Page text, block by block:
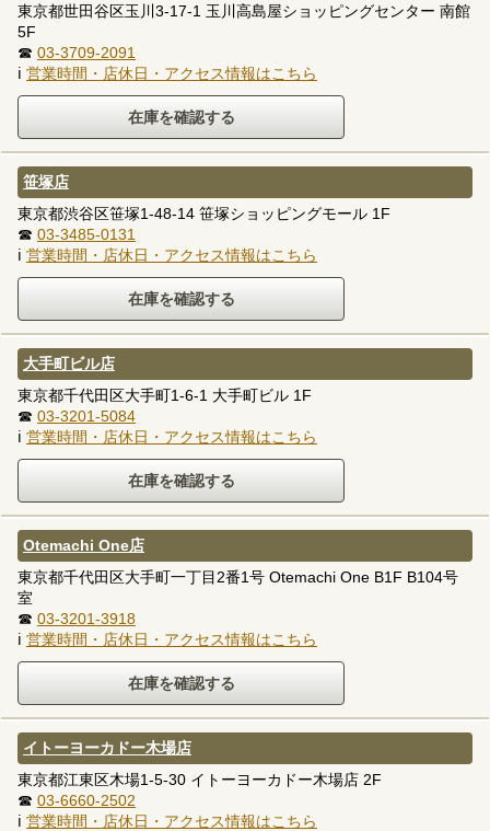
東京都世田谷区玉川3-17-1 玉川高島屋ショッピングセンター 南館
5F
☎ 03-3709-2091
ℹ 営業時間・店休日・アクセス情報はこちら
笹塚店
東京都渋谷区笹塚1-48-14 笹塚ショッピングモール 1F
☎ 03-3485-0131
ℹ 営業時間・店休日・アクセス情報はこちら
大手町ビル店
東京都千代田区大手町1-6-1 大手町ビル 1F
☎ 03-3201-5084
ℹ 営業時間・店休日・アクセス情報はこちら
Otemachi One店
東京都千代田区大手町一丁目2番1号 Otemachi One B1F B104号
室
☎ 03-3201-3918
ℹ 営業時間・店休日・アクセス情報はこちら
イトーヨーカドー木場店
東京都江東区木場1-5-30 イトーヨーカドー木場店 2F
☎ 03-6660-2502
ℹ 営業時間・店休日・アクセス情報はこちら